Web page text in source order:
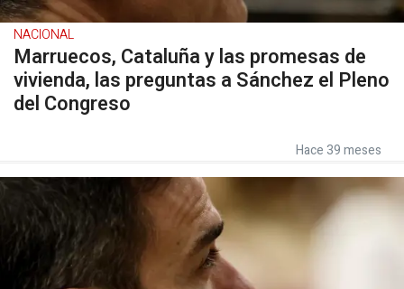
NACIONAL
Marruecos, Cataluña y las promesas de
vivienda, las preguntas a Sánchez el Pleno
del Congreso
Hace 39 meses